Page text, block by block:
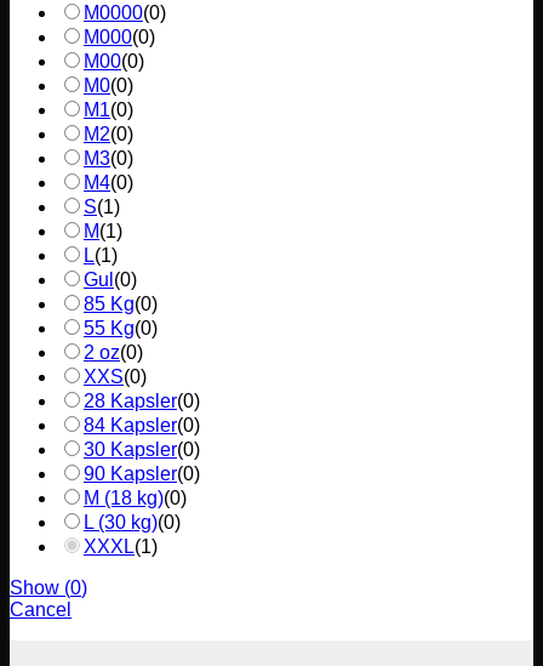
M0000(0)
M000(0)
M00(0)
M0(0)
M1(0)
M2(0)
M3(0)
M4(0)
S(1)
M(1)
L(1)
Gul (0)
85 Kg(0)
55 Kg(0)
2 oz(0)
XXS(0)
28 Kapsler(0)
84 Kapsler(0)
30 Kapsler(0)
90 Kapsler(0)
M (18 kg)(0)
L (30 kg)(0)
XXXL(1)
Show (0)
Cancel